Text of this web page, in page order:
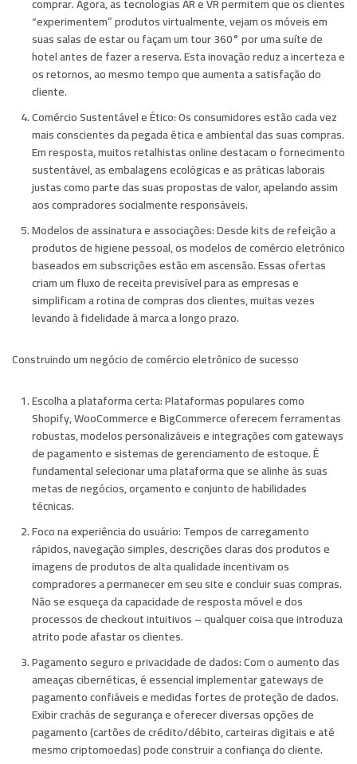
“experimentem” produtos virtualmente, vejam os móveis em
suas salas de estar ou façam um tour 360° por uma suíte de
hotel antes de fazer a reserva. Esta inovação reduz a incerteza e
os retornos, ao mesmo tempo que aumenta a satisfação do
cliente.
Comércio Sustentável e Ético:Os consumidores estão cada vez
mais conscientes da pegada ética e ambiental das suas compras.
Em resposta, muitos retalhistas online destacam o fornecimento
sustentável, as embalagens ecológicas e as práticas laborais
justas como parte das suas propostas de valor, apelando assim
aos compradores socialmente responsáveis.
Modelos de assinatura e associações:Desde kits de refeição a
produtos de higiene pessoal, os modelos de comércio eletrónico
baseados em subscrições estão em ascensão. Essas ofertas
criam um fluxo de receita previsível para as empresas e
simplificam a rotina de compras dos clientes, muitas vezes
levando à fidelidade à marca a longo prazo.
Construindo um negócio de comércio eletrônico de sucesso
Escolha a plataforma certa:Plataformas populares como
Shopify, WooCommerce e BigCommerce oferecem ferramentas
robustas, modelos personalizáveis ​​e integrações com gateways
de pagamento e sistemas de gerenciamento de estoque. É
fundamental selecionar uma plataforma que se alinhe às suas
metas de negócios, orçamento e conjunto de habilidades
técnicas.
Foco na experiência do usuário:Tempos de carregamento
rápidos, navegação simples, descrições claras dos produtos e
imagens de produtos de alta qualidade incentivam os
compradores a permanecer em seu site e concluir suas compras.
Não se esqueça da capacidade de resposta móvel e dos
processos de checkout intuitivos – qualquer coisa que introduza
atrito pode afastar os clientes.
Pagamento seguro e privacidade de dados:Com o aumento das
ameaças cibernéticas, é essencial implementar gateways de
pagamento confiáveis ​​e medidas fortes de proteção de dados.
Exibir crachás de segurança e oferecer diversas opções de
pagamento (cartões de crédito/débito, carteiras digitais e até
mesmo criptomoedas) pode construir a confiança do cliente.